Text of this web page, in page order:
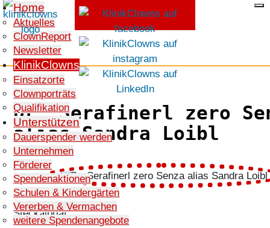
SPENDEN
Home
Aktuelles
ClownReport
Newsletter
KlinikClowns
Einsatzorte
Clownporträts
Qualifikation
Unterstützen
Dauerspender werden
Unternehmen
Förderer
Spendenaktionen
Schulen & Kindergärten
Vererben & Vermachen
weitere Spendenangebote
Dr. Serafinerl zero
alias Sandra Loibl
Steckalbriaf